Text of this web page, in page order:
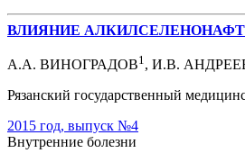
ВЛИЯНИЕ
А.А. ВИНОГРАДОВ1, И.В.
Рязанский государственный
2015 год, выпуск №4
Внутренние болезни